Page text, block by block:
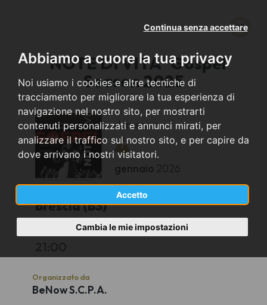
Abbiamo a cuore la tua privacy
Noi usiamo i cookies e altre tecniche di
tracciamento per migliorare la tua esperienza di
navigazione nel nostro sito, per mostrarti
contenuti personalizzati e annunci mirati, per
analizzare il traffico sul nostro sito, e per capire da
dove arrivano i nostri visitatori.
Accetto
Continua senza accettare
Cambia le mie impostazioni
"NOTE DI VITA" Gospel
Season 2025
domenica
4
gennaio 2026
Brescia (BS)
TEATRO LE DUE SANTE
21:00
Organizzato da
BeNow S.C.P.A.